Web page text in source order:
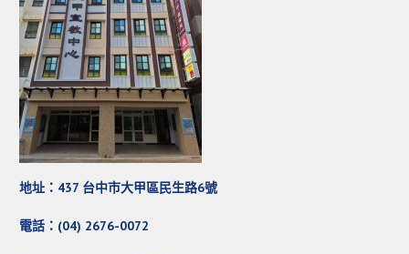
活動影音_2020年
活動影音_2019年
活動影音_2018年
活動影音_2017年
活動影音_2016年
地址：437 台中市大甲區民生路6號
電話：(04) 2676-0072